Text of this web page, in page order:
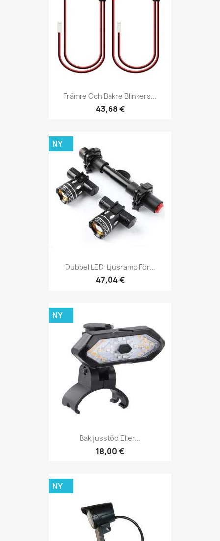
Främre Och Bakre Blinkers...
43,68 €
Dubbel LED-Ljusramp För...
47,04 €
NY
Bakljusstöd Eller...
18,00 €
NY
NY